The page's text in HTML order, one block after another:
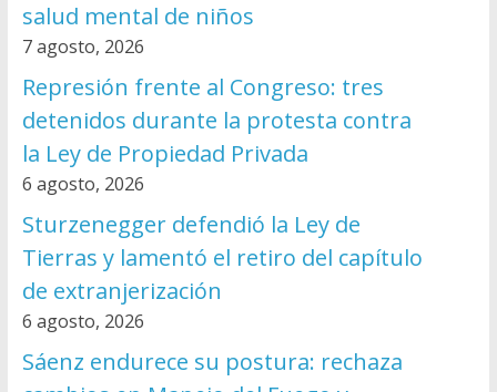
salud mental de niños
7 agosto, 2026
Represión frente al Congreso: tres
detenidos durante la protesta contra
la Ley de Propiedad Privada
6 agosto, 2026
Sturzenegger defendió la Ley de
Tierras y lamentó el retiro del capítulo
de extranjerización
6 agosto, 2026
Sáenz endurece su postura: rechaza